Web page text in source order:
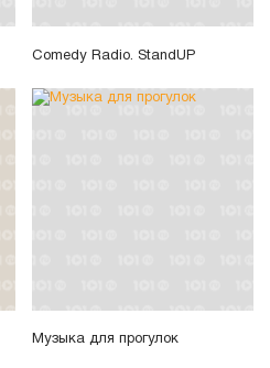
Comedy Radio. StandUP
Музыка для прогулок